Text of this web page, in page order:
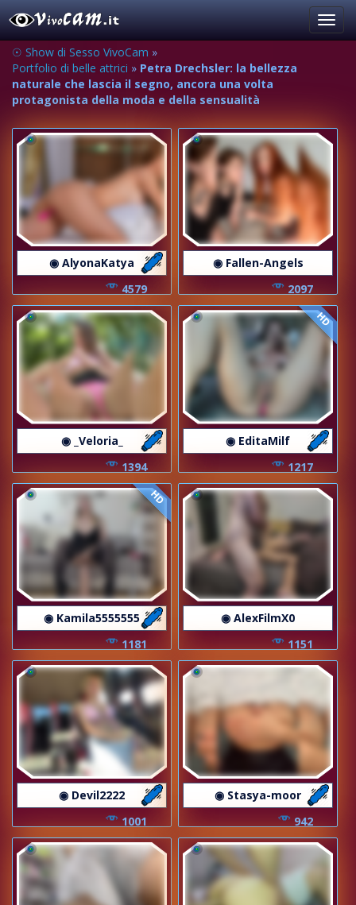
☉ Show di Sesso VivoCam »
Portfolio di belle attrici » Petra Drechsler: la bellezza
naturale che lascia il segno, ancora una volta
protagonista della moda e della sensualità
◉ AlyonaKatya
4579
◉ Fallen-Angels
2097
◉ _Veloria_
1394
HD
◉ EditaMilf
1217
HD
◉ Kamila5555555
1181
◉ AlexFilmX0
1151
◉ Devil2222
1001
◉ Stasya-moor
942